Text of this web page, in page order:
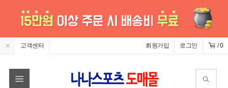
고객센터 /0
로그인
회원가입